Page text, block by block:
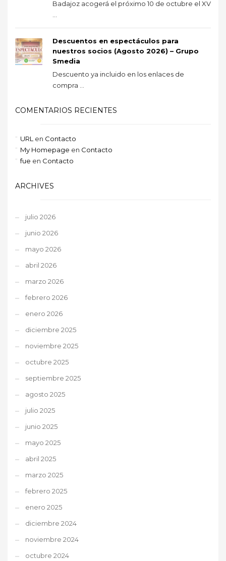
Badajoz acogerá el próximo 10 de octubre el XV
Descuentos en espectáculos para
nuestros socios (Agosto 2026) – Grupo
Smedia
Descuento ya incluido en los enlaces de
compra ...
COMENTARIOS RECIENTES
URL en Contacto
My Homepage en Contacto
fue en Contacto
ARCHIVES
julio 2026
junio 2026
mayo 2026
abril 2026
marzo 2026
febrero 2026
enero 2026
diciembre 2025
noviembre 2025
octubre 2025
septiembre 2025
agosto 2025
julio 2025
junio 2025
mayo 2025
abril 2025
marzo 2025
febrero 2025
enero 2025
diciembre 2024
noviembre 2024
octubre 2024